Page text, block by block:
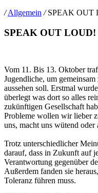
/ Allgemein / SPEAK OUT
SPEAK OUT LOUD!
Vom 11. Bis 13. Oktober
Jugendliche, um
aussehen soll. Erstmal
überlegt was dort so alles
zukünftigen Gesellschaft
Probleme wollen wir lieber
uns, macht uns wütend oder
Trotz unterschiedlicher
darauf, dass in Zukunft auf
Verantwortung gegenüber
Außerdem fanden sie
Toleranz führen muss.